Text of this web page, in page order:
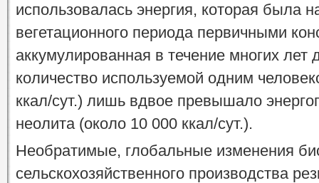
использовалась энергия, которая была
вегетационного периода первичными
аккумулированная в течение многих
количество используемой одним
ккал/сут.) лишь вдвое превышало
неолита (около 10 000 ккал/сут.).
Необратимые, глобальные изменения
сельскохозяйственного производства